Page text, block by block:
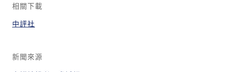
相關下載
中評社
新聞來源